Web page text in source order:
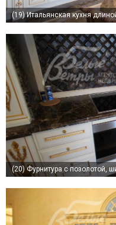
(19)Итальянская кухня
(20)Фурнитура с позолотой, широкий